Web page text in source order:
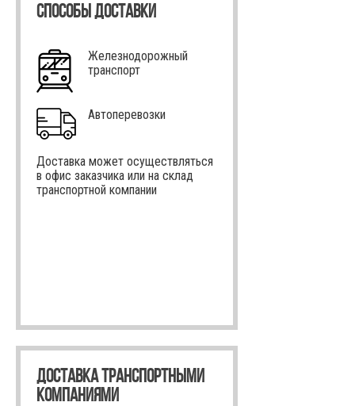
СПОСОБЫ ДОСТАВКИ
Железнодорожный
транспорт
Автоперевозки
Доставка может осуществляться
в офис заказчика или на склад
транспортной компании
ДОСТАВКА ТРАНСПОРТНЫМИ
КОМПАНИЯМИ